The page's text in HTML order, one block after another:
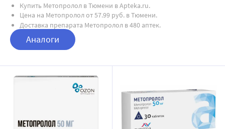
Купить Метопролол в Тюмени в Apteka.ru.
Цена на Метопролол от 57.99 руб. в Тюмени.
Доставка препарата Метопролол в 480 аптек.
Аналоги